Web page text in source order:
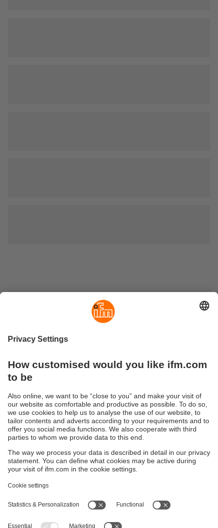
Ємнісні датчики
Ємнісні датчики використовуються для безконтактного
виявлення будь-яких об'єктів. На відміну від
індуктивних датчиків, які виявляють лише металеві
предмети, ємнісні датчики можуть також виявляти
неметалічні матеріали.
Типові сфери застосування — деревообробна,
паперова, скляна, пластикова, харчова, хімічна та
напівпровідникова промисловість.